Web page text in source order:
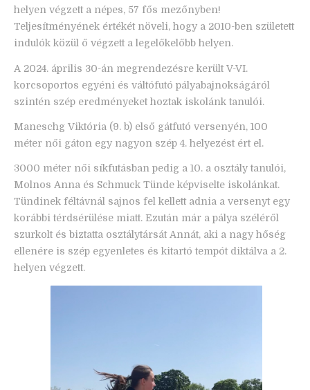
helyen végzett a népes, 57 fős mezőnyben!
Teljesítményének értékét növeli, hogy a 2010-ben született
indulók közül ő végzett a legelőkelőbb helyen.
A 2024. április 30-án megrendezésre került V-VI.
korcsoportos egyéni és váltófutó pályabajnokságáról
szintén szép eredményeket hoztak iskolánk tanulói.
Maneschg Viktória (9. b) első gátfutó versenyén, 100
méter női gáton egy nagyon szép 4. helyezést ért el.
3000 méter női síkfutásban pedig a 10. a osztály tanulói,
Molnos Anna és Schmuck Tünde képviselte iskolánkat.
Tündinek féltávnál sajnos fel kellett adnia a versenyt egy
korábbi térdsérülése miatt. Ezután már a pálya széléről
szurkolt és biztatta osztálytársát Annát, aki a nagy hőség
ellenére is szép egyenletes és kitartó tempót diktálva a 2.
helyen végzett.